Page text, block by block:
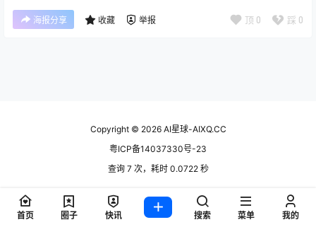
海报分享 收藏 举报 顶 0 踩 0
Copyright © 2026AI星球-AIXQ.CC
粤ICP备14037330号-23
查询 7 次，耗时 0.0722 秒
首页 圈子 快讯 搜索 菜单 我的